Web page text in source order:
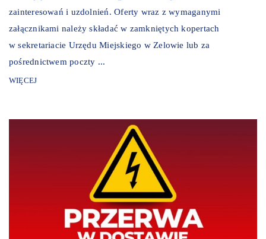
zainteresowań i uzdolnień. Oferty wraz z wymaganymi
załącznikami należy składać w zamkniętych kopertach
w sekretariacie Urzędu Miejskiego w Zelowie lub za
pośrednictwem poczty ...
WIĘCEJ